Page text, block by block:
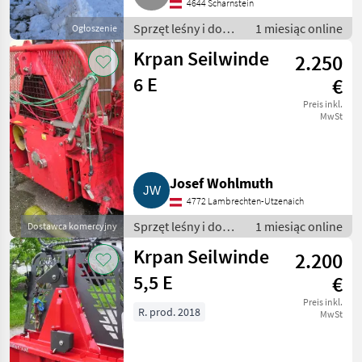
Ogłoszenie
4644 Scharnstein
Sprzęt leśny i do
obróbki drewna /
Wciągarki linowe
1 miesiąc online
Dostawca komercyjny
Krpan Seilwinde
6 E
2.250
€
Preis inkl.
MwSt
Josef Wohlmuth
4772 Lambrechten-Utzenaich
Sprzęt leśny i do
obróbki drewna /
Wciągarki linowe
1 miesiąc online
Krpan Seilwinde
5,5 E
2.200
€
Preis inkl.
MwSt
R. prod. 2018